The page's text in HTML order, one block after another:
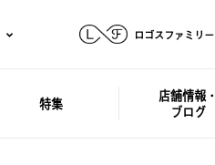
ロゴスファミリー
特集
店舗情報・
ブログ